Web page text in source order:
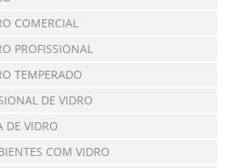
COMERCIAL
PROFISSIONAL
TEMPERADO
DE VIDRO
DE VIDRO
COM VIDRO